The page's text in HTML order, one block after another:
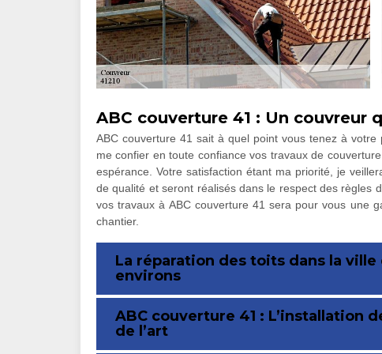
ABC couverture 41 : Un couvreur
ABC couverture 41 sait à quel point vous tenez à
me confier en toute confiance vos travaux de
espérance. Votre satisfaction étant ma priorité, je
de qualité et seront réalisés dans le respect des règles
vos travaux à ABC couverture 41 sera pour vous une
chantier.
La réparation des toits dans la
environs
ABC couverture 41 : L’installation
de l’art